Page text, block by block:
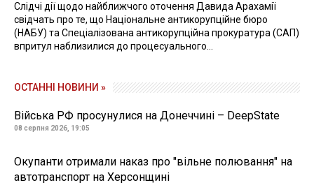
Слідчі дії щодо найближчого оточення Давида Арахамії
свідчать про те, що Національне антикорупційне бюро
(НАБУ) та Спеціалізована антикорупційна прокуратура (САП)
впритул наблизилися до процесуального...
ОСТАННІ НОВИНИ »
Війська РФ просунулися на Донеччині – DeepState
08 серпня 2026, 19:05
Окупанти отримали наказ про "вільне полювання" на
автотранспорт на Херсонщині